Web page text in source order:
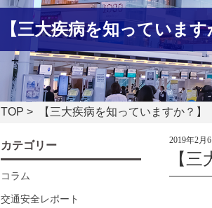
【三大疾病を知っていま
TOP > 【三大疾病を知っていますか？】
2019年2月6
【
カテゴリー
コラム
交通安全レポート